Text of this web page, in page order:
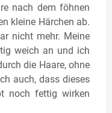
nach dem föhnen
kleine Härchen ab.
nicht mehr. Meine
weich an und ich
die Haare, ohne
auch, dass dieses
noch fettig wirken